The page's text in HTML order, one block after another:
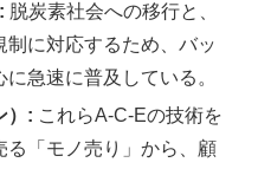
脱炭素社会への移行と、
に対応するため、バッ
急速に普及している。
）: これらA-C-Eの技術を
る「モノ売り」から、顧